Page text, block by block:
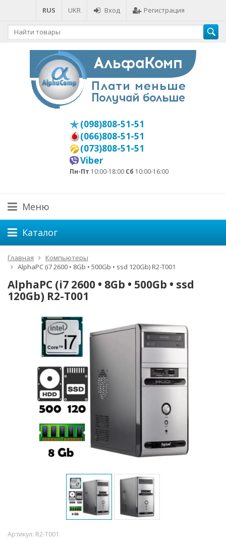
RUS UKR Вход Регистрация
(098)808-51-51
(066)808-51-51
(073)808-51-51
Viber
Пн-Пт 10:00-18:00 Сб 10:00-16:00
Меню
Каталог
Главная
Компьютеры
AlphaPC (i7 2600 • 8Gb • 500Gb • ssd 120Gb) R2-T001
AlphaPC (i7 2600 • 8Gb • 500Gb • ssd
120Gb) R2-T001
Артикул: R2-T001